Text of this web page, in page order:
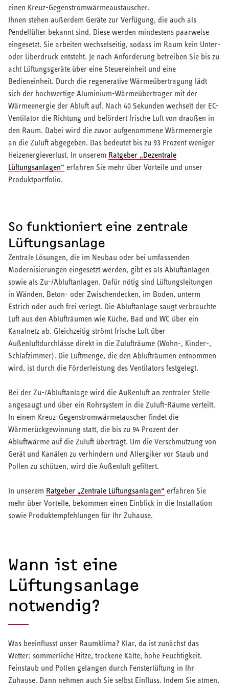
einen Kreuz-Gegenstromwärmeaustauscher.
Ihnen stehen außerdem Geräte zur Verfügung, die auch als
Pendellüfter bekannt sind. Diese werden mindestens paarweise
eingesetzt. Sie arbeiten wechselseitig, sodass im Raum kein Unter-
oder Überdruck entsteht. Je nach Anforderung betreiben Sie bis zu
acht Lüftungsgeräte über eine Steuereinheit und eine
Bedieneinheit. Durch die regenerative Wärmeübertragung lädt
sich der hochwertige Aluminium-Wärmeübertrager mit der
Wärmeenergie der Abluft auf. Nach 40 Sekunden wechselt der EC-
Ventilator die Richtung und befördert frische Luft von draußen in
den Raum. Dabei wird die zuvor aufgenommene Wärmeenergie
an die Zuluft abgegeben. Das bedeutet bis zu 93 Prozent weniger
Heizenergieverlust. In unserem Ratgeber „Dezentrale
Lüftungsanlagen“ erfahren Sie mehr über Vorteile und unser
Produktportfolio.
So funktioniert eine zentrale
Lüftungsanlage
Zentrale Lösungen, die im Neubau oder bei umfassenden
Modernisierungen eingesetzt werden, gibt es als Abluftanlagen
sowie als Zu-/Abluftanlagen. Dafür nötig sind Lüftungsleitungen
in Wänden, Beton- oder Zwischendecken, im Boden, unterm
Estrich oder auch frei verlegt. Die Abluftanlage saugt verbrauchte
Luft aus den Ablufträumen wie Küche, Bad und WC über ein
Kanalnetz ab. Gleichzeitig strömt frische Luft über
Außenluftdurchlässe direkt in die Zulufträume (Wohn-, Kinder-,
Schlafzimmer). Die Luftmenge, die den Ablufträumen entnommen
wird, ist durch die Förderleistung des Ventilators festgelegt.
Bei der Zu-/Abluftanlage wird die Außenluft an zentraler Stelle
angesaugt und über ein Rohrsystem in die Zuluft-Räume verteilt.
In einem Kreuz-Gegenstromwärmetauscher findet die
Wärmerückgewinnung statt, die bis zu 94 Prozent der
Abluftwärme auf die Zuluft überträgt. Um die Verschmutzung von
Gerät und Kanälen zu verhindern und Allergiker vor Staub und
Pollen zu schützen, wird die Außenluft gefiltert.
In unserem Ratgeber „Zentrale Lüftungsanlagen“ erfahren Sie
mehr über Vorteile, bekommen einen Einblick in die Installation
sowie Produktempfehlungen für Ihr Zuhause.
Wann ist eine
Lüftungsanlage
notwendig?
Was beeinflusst unser Raumklima? Klar, da ist zunächst das
Wetter: sommerliche Hitze, trockene Kälte, hohe Feuchtigkeit.
Feinstaub und Pollen gelangen durch Fensterlüftung in Ihr
Zuhause. Dann nehmen auch Sie selbst Einfluss. Indem Sie atmen,